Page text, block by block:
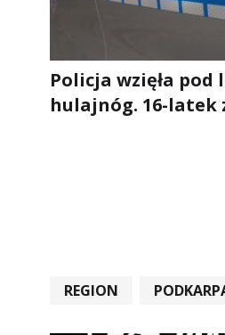
Policja wzięła
hulajnóg. 16-latek
REGION